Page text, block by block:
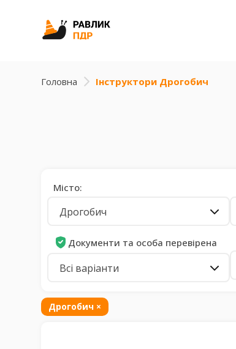
Головна Інструктори Дрогобич
Місто:
Дрогобич
Документи та особа перевірена
Всі варіанти
Дрогобич ×